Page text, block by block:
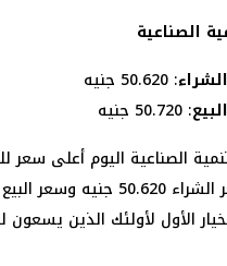
: 50.620 جنيه
: 50.720 جنيه
الصناعية اليوم أعلى سعر
الأول لأولئك الذين يسعون